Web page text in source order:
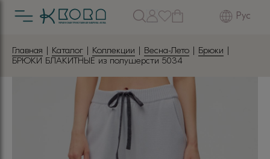
Рус
Главная | Каталог | Коллекции | Весна-Лето | Брюки |
БРЮКИ БЛАКИТНЫЕ из полушерсти 5034